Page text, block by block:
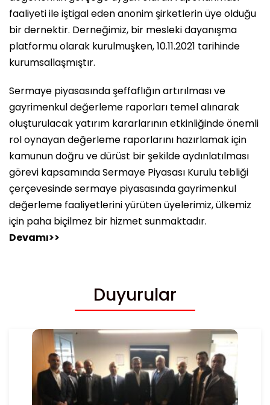
faaliyeti ile iştigal eden anonim şirketlerin üye olduğu
bir dernektir. Derneğimiz, bir mesleki dayanışma
platformu olarak kurulmuşken, 10.11.2021 tarihinde
kurumsallaşmıştır.
Sermaye piyasasında şeffaflığın artırılması ve
gayrimenkul değerleme raporları temel alınarak
oluşturulacak yatırım kararlarının etkinliğinde önemli
rol oynayan değerleme raporlarını hazırlamak için
kamunun doğru ve dürüst bir şekilde aydınlatılması
görevi kapsamında Sermaye Piyasası Kurulu tebliği
çerçevesinde sermaye piyasasında gayrimenkul
değerleme faaliyetlerini yürüten üyelerimiz, ülkemiz
için paha biçilmez bir hizmet sunmaktadır.
Devamı>>
Duyurular